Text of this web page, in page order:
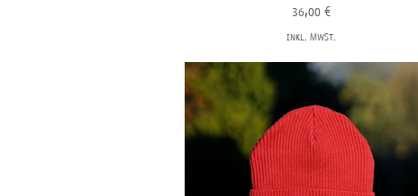
Preis
36,00 €
inkl. MwSt.